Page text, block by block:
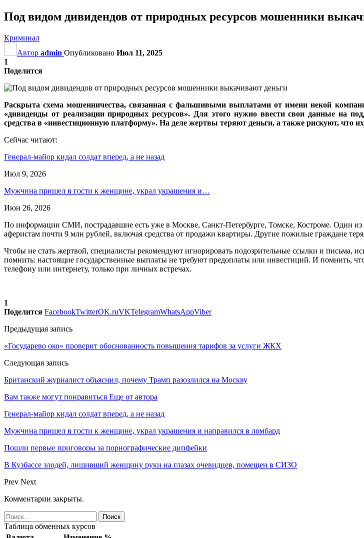
Под видом дивидендов от природных ресурсов мошенники
Криминал
Автор admin Опубликовано Июл 11, 2025
1
Поделится
Раскрыта схема мошенничества, связанная с фальшивыми выплатами от имени некой
«дивиденды от реализации природных ресурсов». Для этого нужно ввести свои данные на
средства в «инвестиционную платформу». На деле жертвы теряют деньги, а также рискуют, что
Сейчас читают:
Генерал-майор кидал солдат вперед, а не назад
Июл 9, 2026
Мужчина пришел в гости к женщине, украл украшения и…
Июн 26, 2026
По информации СМИ, пострадавшие есть уже в Москве, Санкт-Петербурге, Томске, Костроме. Один
аферистам почти 9 млн рублей, включая средства от продажи квартиры. Другие пожилые граждане
Чтобы не стать жертвой, специалисты рекомендуют игнорировать подозрительные ссылки и письма,
помнить: настоящие государственные выплаты не требуют предоплаты или инвестиций. И
телефону или интернету, только при личных встречах.
1
Поделится FacebookTwitterOK.ruVKTelegramWhatsAppViber
Предыдущая запись
«Государево око» проверит обоснованность повышения тарифов за услуги ЖКХ
Следующая запись
Британский журналист объяснил, почему Трамп разозлился на Москву
Вам также могут понравиться Еще от автора
Генерал-майор кидал солдат вперед, а не назад
Мужчина пришел в гости к женщине, украл украшения и направился в ломбард
Пошли первые приговоры за порнографические дипфейки
В Кузбассе злодей, лишивший женщину руки на глазах очевидцев, помещен в СИЗО
Prev Next
Комментарии закрыты.
Таблица обменных курсов